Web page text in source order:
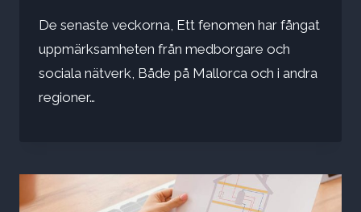
De senaste veckorna, Ett fenomen har fångat
uppmärksamheten från medborgare och
sociala nätverk, Både på Mallorca och i andra
regioner…